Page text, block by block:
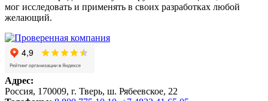
мог исследовать и применять в своих разработках любой
желающий.
Адрес:
Россия, 170009, г. Тверь, ш. Рябеевское, 22